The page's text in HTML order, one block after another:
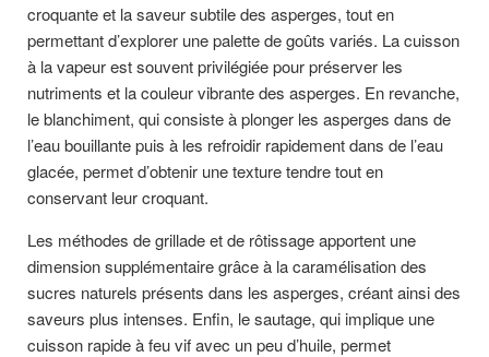
croquante et la saveur subtile des asperges, tout en
permettant d’explorer une palette de goûts variés. La cuisson
à la vapeur est souvent privilégiée pour préserver les
nutriments et la couleur vibrante des asperges. En revanche,
le blanchiment, qui consiste à plonger les asperges dans de
l’eau bouillante puis à les refroidir rapidement dans de l’eau
glacée, permet d’obtenir une texture tendre tout en
conservant leur croquant.
Les méthodes de grillade et de rôtissage apportent une
dimension supplémentaire grâce à la caramélisation des
sucres naturels présents dans les asperges, créant ainsi des
saveurs plus intenses. Enfin, le sautage, qui implique une
cuisson rapide à feu vif avec un peu d’huile, permet